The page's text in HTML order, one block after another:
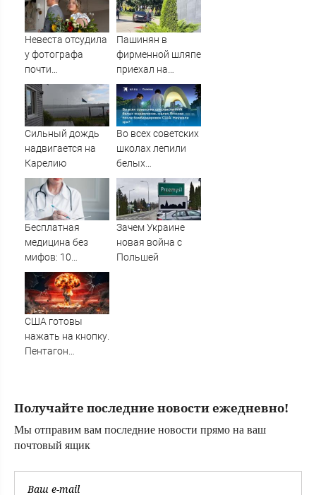
для нанесения
ударов по
Украине
Невеста отсудила
у фотографа
почти
полмиллиона
Пашинян в
фирменной шляпе
приехал на
заседание
Межправсовета
ЕАЭС
Сильный дождь
надвигается на
Карелию
Во всех советских
школах лепили
белых
журавликов,
жалея Японию
после
бомбардировок
США. Неужели
зря?
Бесплатная
медицина без
мифов: 10
главных проблем
пациентов ОМС и
способы их
решения
Зачем Украине
новая война с
Польшей
США готовы
нажать на кнопку.
Пентагон
грани?
Получайте последние новости ежедневно!
Мы отправим вам последние новости прямо на ваш
почтовый ящик